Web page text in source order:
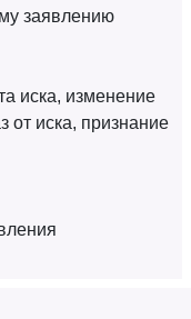
заявлению
иска, изменение
от иска, признание